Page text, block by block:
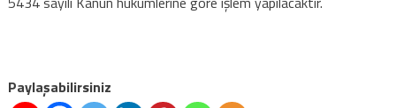
Paylaşabilirsiniz